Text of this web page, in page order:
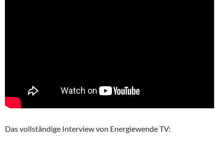
Das vollständige Interview von Energiewende TV: